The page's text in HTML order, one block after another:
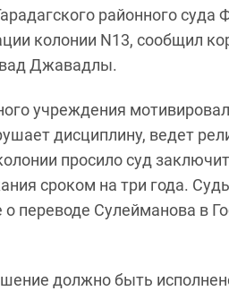
районного
колонии N13, сообщил
Джавадлы.
учреждения
дисциплину, ведет
просило суд
сроком на три года.
переводе Сулейманова в
должно быть